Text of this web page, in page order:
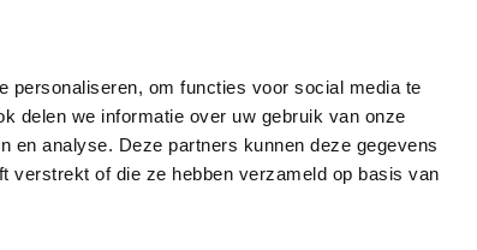
personaliseren, om functies voor social media te
delen we informatie over uw gebruik van onze
en analyse. Deze partners kunnen deze gegevens
verstrekt of die ze hebben verzameld op basis van
Us News Brands Products